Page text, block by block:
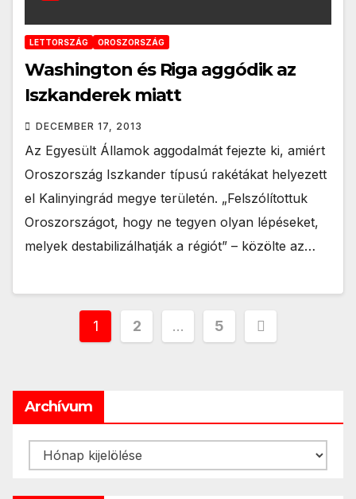
LETTORSZÁG OROSZORSZÁG
Washington és Riga aggódik az
Iszkanderek miatt
DECEMBER 17, 2013
Az Egyesült Államok aggodalmát fejezte ki, amiért
Oroszország Iszkander típusú rakétákat helyezett
el Kalinyingrád megye területén. „Felszólítottuk
Oroszországot, hogy ne tegyen olyan lépéseket,
melyek destabilizálhatják a régiót” – közölte az…
Bejegyzések
1 2 … 5
Archívum
Archívum